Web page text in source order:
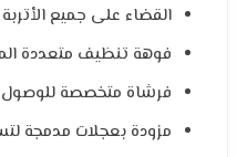
القضاء على جميع الأتربة
فوهة تنظيف متعددة
فرشاة متخصصة للوصول
مزودة بعجلات مدمجة